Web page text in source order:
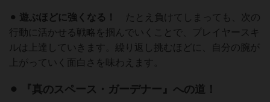
⚫︎ 遊ぶほどに強くなる！
たとえ負けてしまっても、次の
行動に活かせる戦略を掴んでいくことで、プレイヤースキ
ルは上達していきます。繰り返し挑むほどに、自分の腕が
上がっていく面白さを味わえます。
⚫︎ 『真のスペース・ガーデナー』への道！